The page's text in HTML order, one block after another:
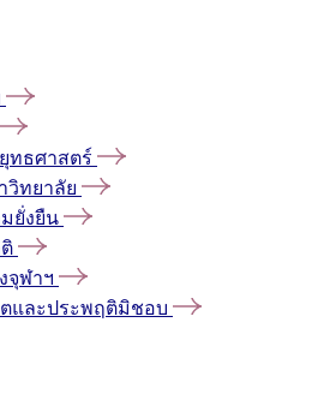
ทธศาสตร์
ทยาลัย
ยั่งยืน
จุฬาฯ
ตและประพฤติมิชอบ